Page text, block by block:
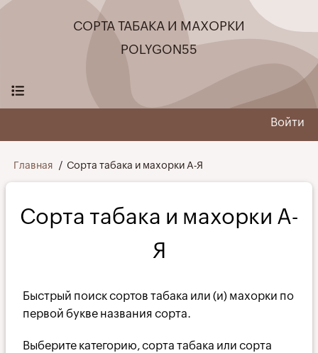
Перейти
СОРТА ТАБАКА И МАХОРКИ
POLYGON55
menu
Войти
Строка
Главная Сорта табака и махорки А-Я
Сорта табака и махорки А-
Я
Быстрый поиск сортов табака или (и) махорки по
первой букве названия сорта.
Выберите категорию, сорта табака или сорта